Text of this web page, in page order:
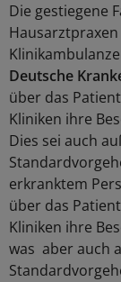
Die gestiegene
Deutsche
über das
Kliniken ihre
Dies sei auch
erkranktem
über das
Kliniken ihre
was aber auch